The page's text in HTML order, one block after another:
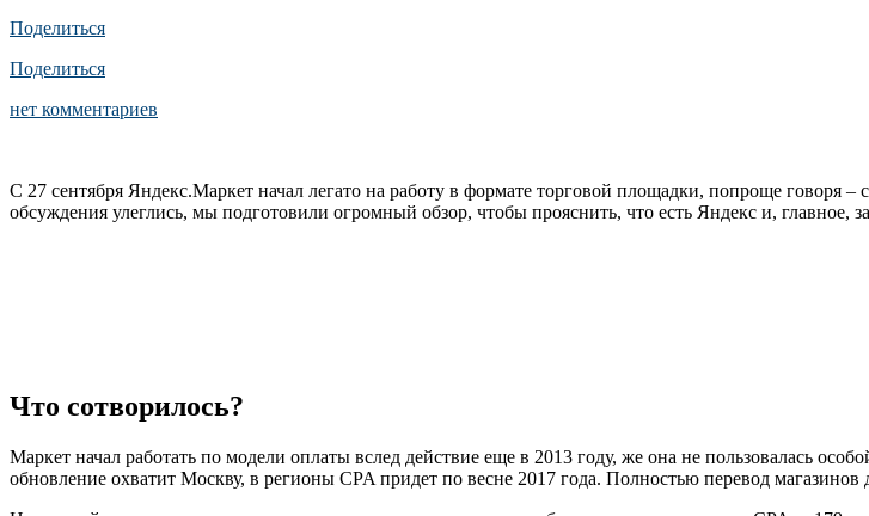
Поделиться
Поделиться
нет комментариев
С 27 сентября Яндекс.Маркет начал легато на работу в формате торговой площадки, попроще
обсуждения улеглись, мы подготовили огромный обзор, чтобы прояснить, что есть Яндекс и, главное,
Что сотворилось?
Маркет начал работать по модели оплаты вслед действие еще в 2013 году, же она не пользовалась
обновление охватит Москву, в регионы CPA придет по весне 2017 года. Полностью перевод